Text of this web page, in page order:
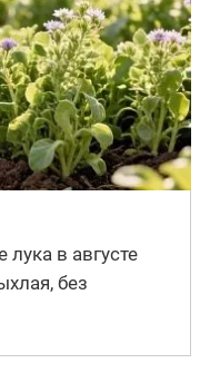
в августе
без